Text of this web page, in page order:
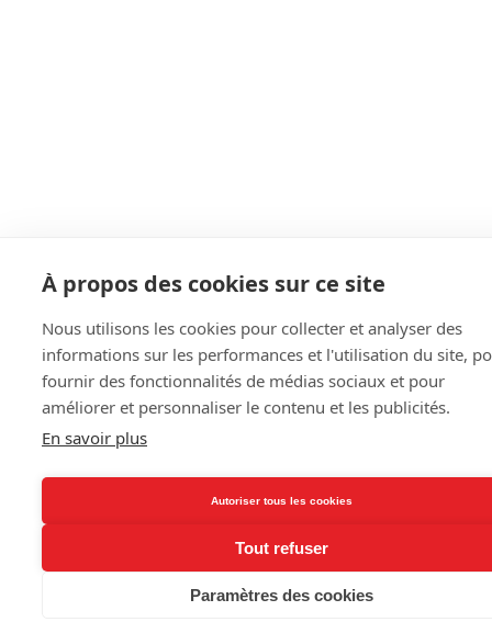
À propos des cookies sur ce site
Nous utilisons les cookies pour collecter et analyser des
informations sur les performances et l'utilisation du site,
fournir des fonctionnalités de médias sociaux et pour
améliorer et personnaliser le contenu et les publicités.
En savoir plus
Autoriser tous les cookies
Tout refuser
Paramètres des cookies